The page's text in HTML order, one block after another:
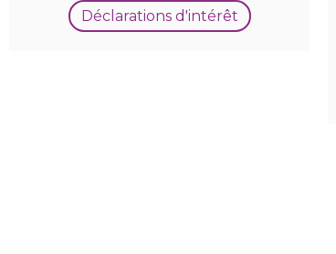
Déclarations d'intérêt